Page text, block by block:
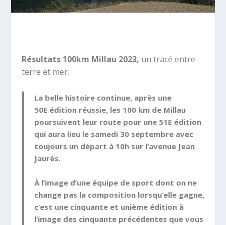
Résultats 100km Millau 2023, un tracé entre
terre et mer.
La belle histoire continue, après une
50E édition réussie, les 100 km de Millau
poursuivent leur route pour une 51E édition
qui aura lieu le samedi 30 septembre avec
toujours un départ à 10h sur l’avenue Jean
Jaurès.
À l’image d’une équipe de sport dont on ne
change pas la composition lorsqu’elle gagne,
c’est une cinquante et unième édition à
l’image des cinquante précédentes que vous